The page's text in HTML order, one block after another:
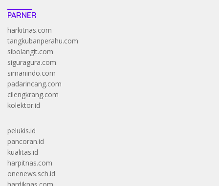
PARNER
harkitnas.com
tangkubanperahu.com
sibolangit.com
siguragura.com
simanindo.com
padarincang.com
cilengkrang.com
kolektor.id
pelukis.id
pancoran.id
kualitas.id
harpitnas.com
onenews.sch.id